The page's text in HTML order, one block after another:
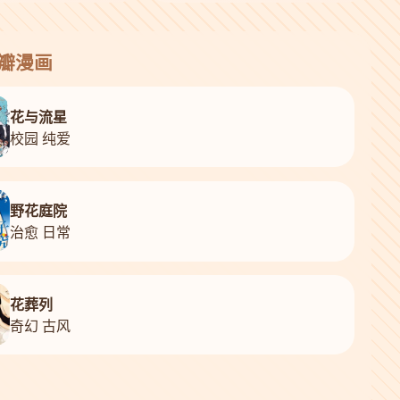
漫画
花与流星
校园 纯爱
野花庭院
治愈 日常
花葬列
奇幻 古风